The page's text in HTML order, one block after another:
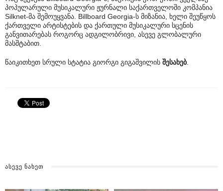
პოპულარული მუსიკალური ჟურნალი საქართველოში კომპანია
Silknet-მა შემოუყვანა. Billboard Georgia-ს მიზანია, ხელი შეუწყოს
ქართველი არტისტების და ქართული მუსიკალური სცენის
განვითარებას როგორც ადგილობრივი, ასევე გლობალური
მასშტაბით.
წაიკითხეთ სრული სტატია გიორგი გიგაშვილის შესახებ.
ᲐᲡᲔᲕᲔ ᲜᲐᲮᲔᲗ